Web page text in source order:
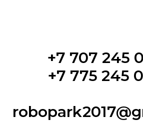
+7 707 245
+7 775 245